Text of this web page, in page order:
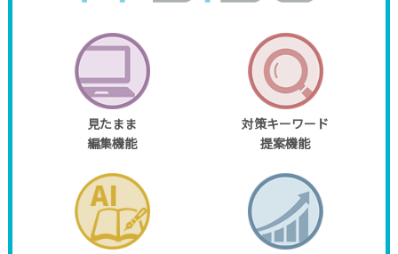
見たまま
編集機能
対策キーワード
提案機能